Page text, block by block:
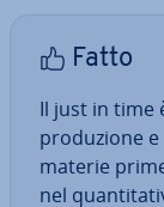
Fatto
Il just in time
pro­du­zio­ne
materie
nel